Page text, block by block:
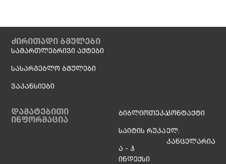
ძირითადი ბმულები
სამართლებრივი აქტები
სასარგებლო ბმულები
ვაკანსიები
დამატებითი
ინფორმაცია
ბიბლიოთეკა
საიტის რუკა
ა - ჰ
ინდექსი
კონტაქტი
ელ.
კანცელარია